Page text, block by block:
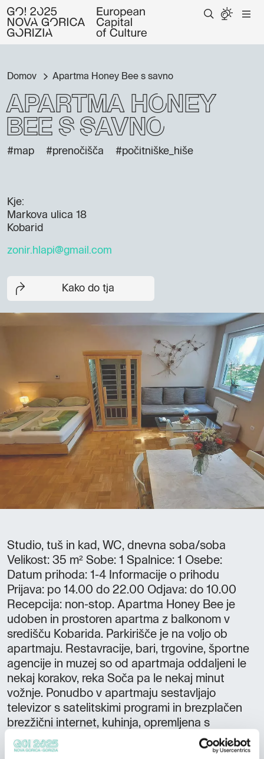
Domov Apartma Honey Bee s savno
Apartma Honey
Bee s savno
#map #prenočišča #počitniške_hiše
Kje:
Markova ulica 18
Kobarid
zonir.hlapi@gmail.com
Kako do tja
Studio, tuš in kad, WC, dnevna soba/soba
Velikost: 35 m² Sobe: 1 Spalnice: 1 Osebe:
Datum prihoda: 1-4 Informacije o prihodu
Prijava: po 14.00 do 22.00 Odjava: do 10.00
Recepcija: non-stop. Apartma Honey Bee je
udoben in prostoren apartma z balkonom v
središču Kobarida. Parkirišče je na voljo ob
apartmaju. Restavracije, bari, trgovine, športne
agencije in muzej so od apartmaja oddaljeni le
nekaj korakov, reka Soča pa le nekaj minut
vožnje. Ponudbo v apartmaju sestavljajo
televizor s satelitskimi programi in brezplačen
brezžični internet, kuhinja, opremljena s
pomivalnim strojem, pečico ter opremo za
pripravo kave in čaja. Na voljo je prostor za